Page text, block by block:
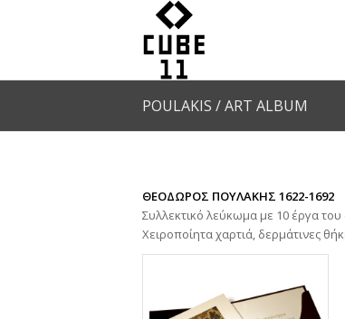
POULAKIS / ART ALBUM
ΘΕΟΔΩΡΟΣ ΠΟΥΛΑΚΗΣ 1622-1692
Συλλεκτικό λεύκωμα με 10 έργα
Χειροποίητα χαρτιά, δερμάτινες